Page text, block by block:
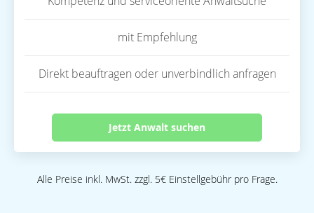
mit Empfehlung
Direkt beauftragen oder unverbindlich anfragen
Jetzt Anwalt suchen
Alle Preise inkl. MwSt. zzgl. 5€ Einstellgebühr pro Frage.